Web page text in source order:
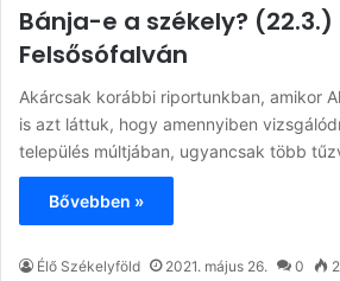
Bánja-e a székely?
Felsősófalván
Akárcsak korábbi riportunkban, amikor
is azt láttuk, hogy amennyiben
település múltjában, ugyancsak több
Bővebben »
Élő Székelyföld 2021. május 26. 0